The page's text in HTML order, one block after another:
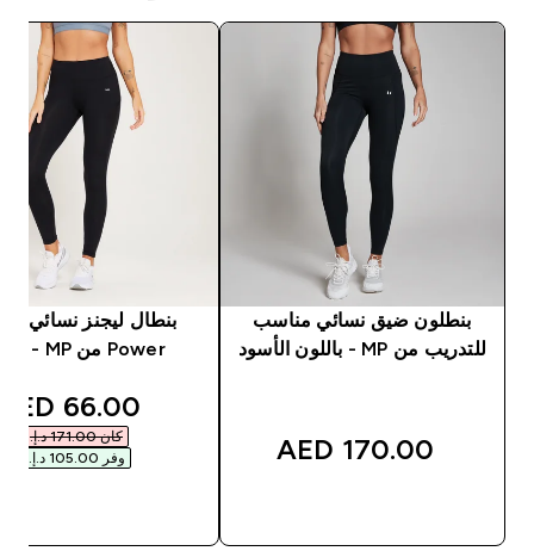
بنطلون ضيق نسائي مناسب
للتدريب من MP - باللون الأسود
170.00 AED‎
بنطال ليجنز نسائي
Power من MP - أسود
price
66.00 AED‎
كان ‏171.00 د.إ.‏‎
وفر ‏105.00 د.إ.‏‎